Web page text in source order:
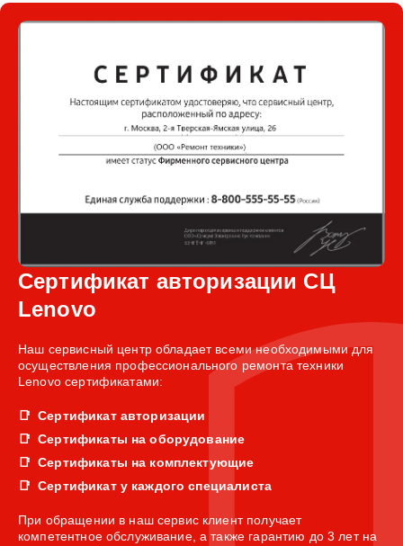
Сертификат авторизации СЦ
Lenovo
Наш сервисный центр обладает всеми необходимыми для
осуществления профессионального ремонта техники
Lenovo сертификатами:
Сертификат авторизации
Сертификаты на оборудование
Сертификаты на комплектующие
Сертификат у каждого специалиста
При обращении в наш сервис клиент получает
компетентное обслуживание, а также гарантию до 3 лет на